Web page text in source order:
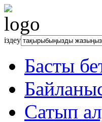
іздеу
Басты
Сатып